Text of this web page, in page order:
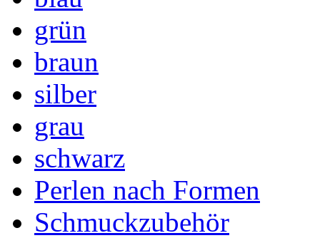
grün
braun
silber
grau
schwarz
Perlen nach Formen
Schmuckzubehör